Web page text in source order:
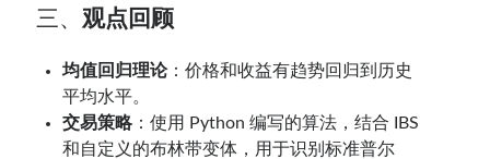
三、 观点回顾
均值回归理论：价格和收益有趋势回归到历史
平均水平。
交易策略：使用 Python 编写的算法，结合 IBS
和自定义的布林带变体，用于识别标准普尔